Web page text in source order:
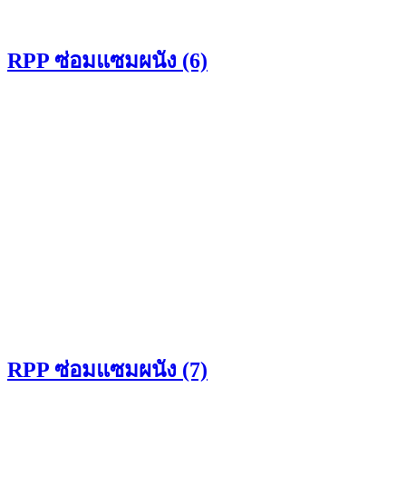
RPP ซ่อมแซมผนัง (6)
RPP ซ่อมแซมผนัง (7)